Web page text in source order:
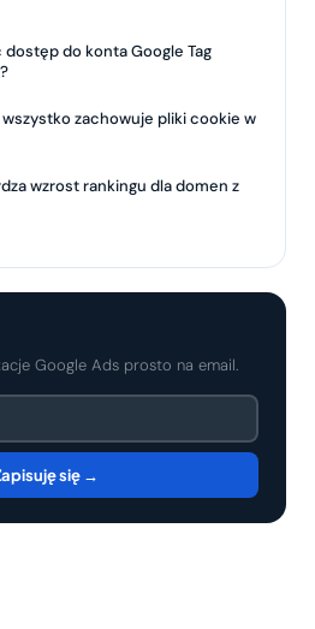
do konta Google Tag
zachowuje pliki cookie w
wzrost rankingu dla domen z
Google Ads prosto na email.
się →